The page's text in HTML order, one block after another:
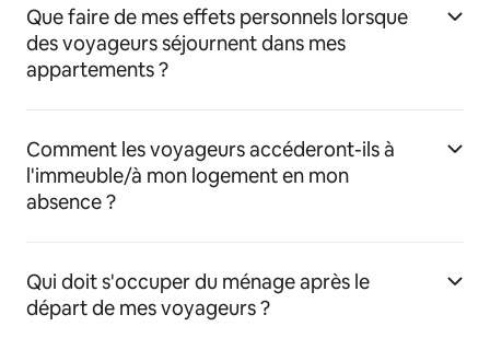
Que faire de mes effets personnels lorsque
des voyageurs séjournent dans mes
appartements ?
Comment les voyageurs accéderont-ils à
l'immeuble/à mon logement en mon
absence ?
Qui doit s'occuper du ménage après le
départ de mes voyageurs ?